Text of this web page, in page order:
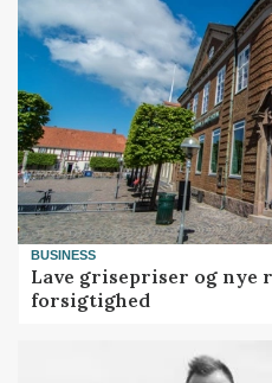
BUSINESS
Lave grisepriser og nye
forsigtighed